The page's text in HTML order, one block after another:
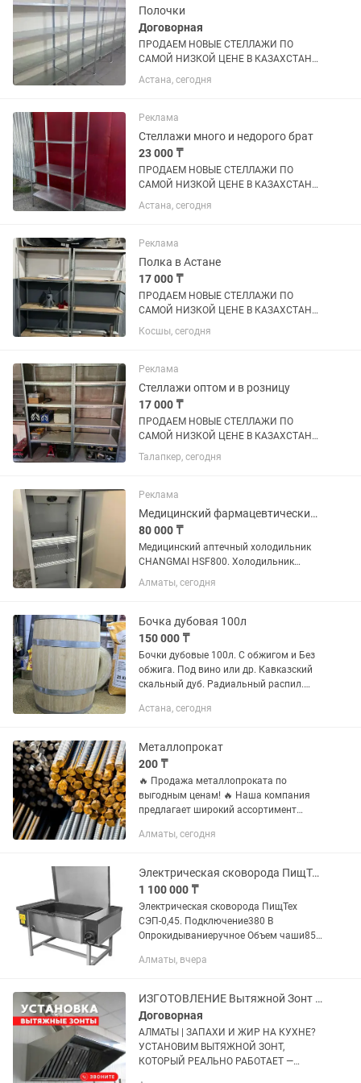
Полочки
Договорная
ПРОДАЕМ НОВЫЕ СТЕЛЛАЖИ ПО
САМОЙ НИЗКОЙ ЦЕНЕ В КАЗАХСТАНЕ !
Варианты : Стеллажи с полками дсп
max нагрузка на полку 120 кг 2009040-
тенге (4 полки...
Астана, сегодня
Реклама
Стеллажи много и недорого брат
23 000 ₸
ПРОДАЕМ НОВЫЕ СТЕЛЛАЖИ ПО
САМОЙ НИЗКОЙ ЦЕНЕ В КАЗАХСТАНЕ !
Варианты : Стеллажи с полками дсп
max нагрузка на полку 120 кг 2009040-
тенге (4 полки...
Астана, сегодня
Реклама
Полка в Астане
17 000 ₸
ПРОДАЕМ НОВЫЕ СТЕЛЛАЖИ ПО
САМОЙ НИЗКОЙ ЦЕНЕ В КАЗАХСТАНЕ !
Варианты : Стеллажи с полками дсп
max нагрузка на полку 120 кг 2009040-
тенге (4 полки...
Косшы, сегодня
Реклама
Стеллажи оптом и в розницу
17 000 ₸
ПРОДАЕМ НОВЫЕ СТЕЛЛАЖИ ПО
САМОЙ НИЗКОЙ ЦЕНЕ В КАЗАХСТАНЕ !
Варианты : Стеллажи с полками дсп
max нагрузка на полку 120 кг 2009040-
тенге (4 полки...
Талапкер, сегодня
Реклама
Медицинский фармацевтический аптечный холодильник
80 000 ₸
Медицинский аптечный холодильник
CHANGMAI HSF800. Холодильник
оснащен системой динамического
охлаждения эффективное и
содержимого всех полок шкафа.
Полностью литейные корпуса с...
Алматы, сегодня
Бочка дубовая 100л
150 000 ₸
Бочки дубовые 100л. С обжигом и Без
обжига. Под вино или др. Кавказский
скальный дуб. Радиальный распил.
сушка до 18 месяцев. Клепка 25мм.
Астана, сегодня
Металлопрокат
200 ₸
🔥 Продажа металлопроката по
выгодным ценам! 🔥 Наша компания
предлагает широкий ассортимент
профильные и круглые Листы
Уголки,...
Алматы, сегодня
Электрическая сковорода ПищТех СЭП-0,45. 380 В.
1 100 000 ₸
Электрическая сковорода ПищТех
СЭП-0,45. Подключение380 В
Опрокидываниеручное Объем чаши85
Мощность12 кВт Ширина1430 мм
до...
Алматы, вчера
ИЗГОТОВЛЕНИЕ Вытяжной Зонт Монтаж Вытяжка Установка Системы Вентиляция
Договорная
АЛМАТЫ | ЗАПАХИ И ЖИР НА КУХНЕ?
УСТАНОВИМ ВЫТЯЖНОЙ ЗОНТ,
КОТОРЫЙ РЕАЛЬНО РАБОТАЕТ —